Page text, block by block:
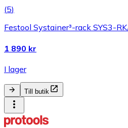
(5)
Festool Systainer³-rack SYS3-
1 890 kr
I lager
Till butik